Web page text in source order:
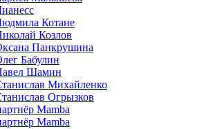
Котане
Козлов
Панкрушина
Бабулин
Шамин
Михайленко
Огрызков
Mamba
Mamba